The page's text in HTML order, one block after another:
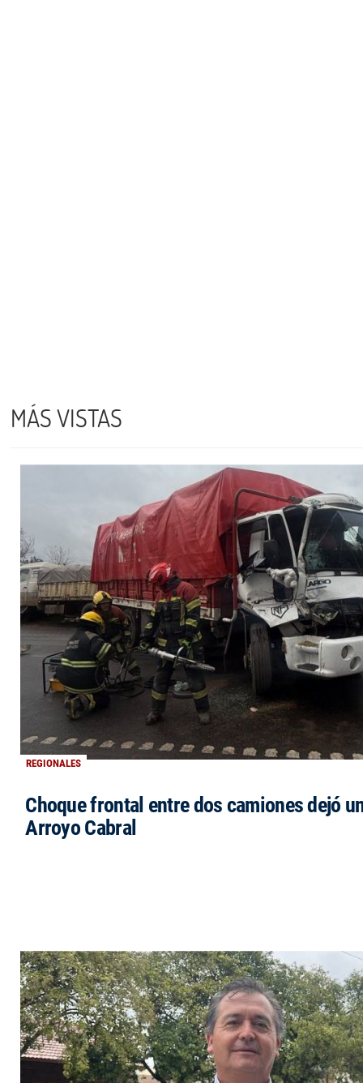
MÁS VISTAS
REGIONALES
Choque frontal entre dos camiones dejó
Arroyo Cabral